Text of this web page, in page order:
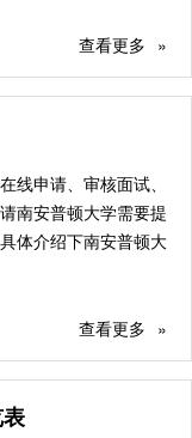
查看更多 »
线申请、审核面试、
南安普顿大学需要提
体介绍下南安普顿大
查看更多 »